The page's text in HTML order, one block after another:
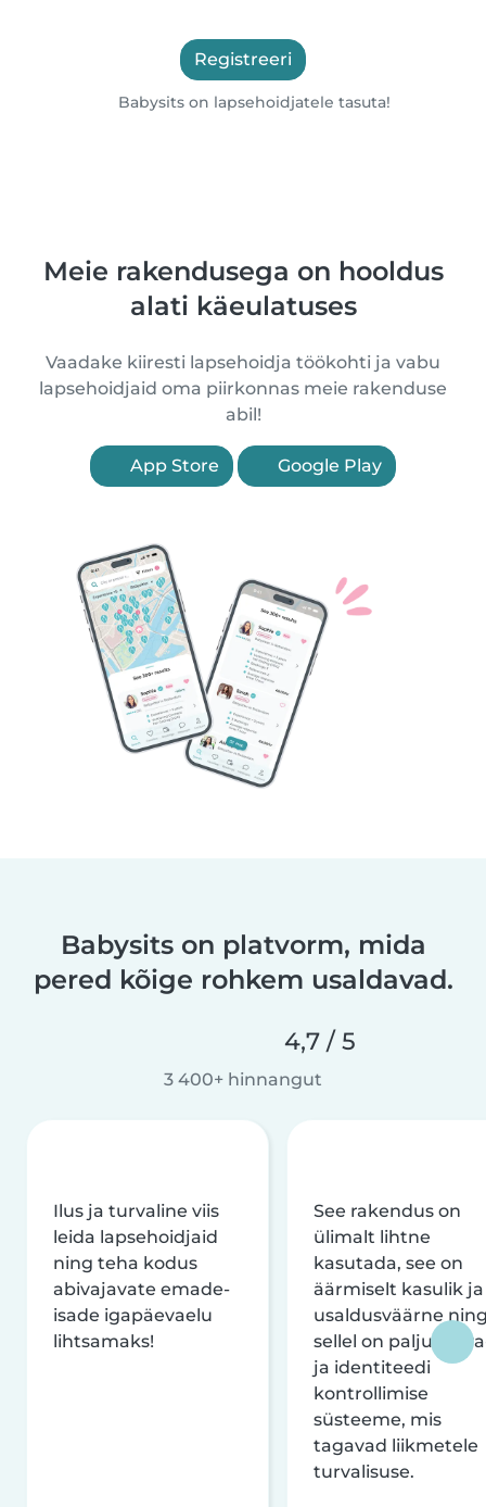
Registreeri
Babysits on lapsehoidjatele tasuta!
Meie rakendusega on hooldus
alati käeulatuses
Vaadake kiiresti lapsehoidja töökohti ja vabu
lapsehoidjaid oma piirkonnas meie rakenduse
abil!
App Store Google Play
Babysits on platvorm, mida
pered kõige rohkem usaldavad.
4,7 / 5
3 400+ hinnangut
Ilus ja turvaline viis
leida lapsehoidjaid
ning teha kodus
abivajavate emade-
isade igapäevaelu
lihtsamaks!
See rakendus on
ülimalt lihtne
kasutada, see on
äärmiselt kasulik ja
usaldusväärne
sellel on palju
ja identiteedi
kontrollimise
süsteeme, mis
tagavad liikmetele
turvalisuse.